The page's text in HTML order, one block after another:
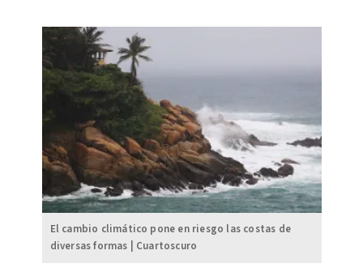
El cambio climático pone en riesgo las costas de
diversas formas | Cuartoscuro